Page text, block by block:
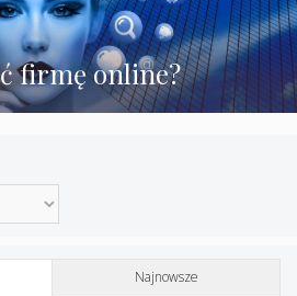
firmę online?
Najnowsze